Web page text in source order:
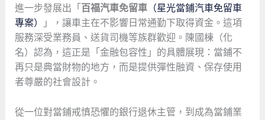
進一步發展出「 百福汽車免留車（星光當鋪汽車免留車
專案）
」，讓車主在不影響日常通勤下取得資金。這項
服務深受業務員、送貨司機等族群歡迎。陳國棟（化
名）認為，這正是「金融包容性」的具體展現：當鋪不
再只是典當財物的地方，而是提供彈性融資、保存使用
者尊嚴的社會設計。
從一位對當鋪戒慎恐懼的銀行退休主管，到成為當鋪業